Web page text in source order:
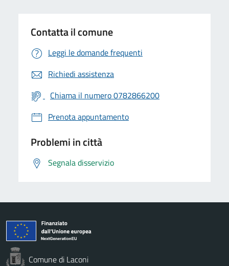
Contatta il comune
Leggi le domande frequenti
Richiedi assistenza
Chiama il numero 0782866200
Prenota appuntamento
Problemi in città
Segnala disservizio
Comune di Laconi